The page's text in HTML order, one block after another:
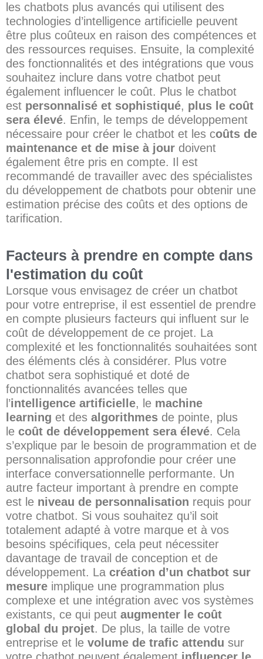
les chatbots plus avancés qui utilisent des
technologies d’intelligence artificielle peuvent
être plus coûteux en raison des compétences et
des ressources requises. Ensuite, la complexité
des fonctionnalités et des intégrations que vous
souhaitez inclure dans votre chatbot peut
également influencer le coût. Plus le chatbot
est personnalisé et sophistiqué, plus le coût
sera élevé. Enfin, le temps de développement
nécessaire pour créer le chatbot et les coûts de
maintenance et de mise à jour doivent
également être pris en compte. Il est
recommandé de travailler avec des spécialistes
du développement de chatbots pour obtenir une
estimation précise des coûts et des options de
tarification.
Facteurs à prendre en compte dans
l'estimation du coût
Lorsque vous envisagez de créer un chatbot
pour votre entreprise, il est essentiel de prendre
en compte plusieurs facteurs qui influent sur le
coût de développement de ce projet. La
complexité et les fonctionnalités souhaitées sont
des éléments clés à considérer. Plus votre
chatbot sera sophistiqué et doté de
fonctionnalités avancées telles que
l’intelligence artificielle, le machine
learning et des algorithmes de pointe, plus
le coût de développement sera élevé. Cela
s’explique par le besoin de programmation et de
personnalisation approfondie pour créer une
interface conversationnelle performante. Un
autre facteur important à prendre en compte
est le niveau de personnalisation requis pour
votre chatbot. Si vous souhaitez qu’il soit
totalement adapté à votre marque et à vos
besoins spécifiques, cela peut nécessiter
davantage de travail de conception et de
développement. La création d’un chatbot sur
mesure implique une programmation plus
complexe et une intégration avec vos systèmes
existants, ce qui peut augmenter le coût
global du projet. De plus, la taille de votre
entreprise et le volume de trafic attendu sur